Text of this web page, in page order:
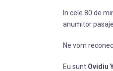
In cele 80 de
anumitor
Ne vom
Eu sunt Ovidiu